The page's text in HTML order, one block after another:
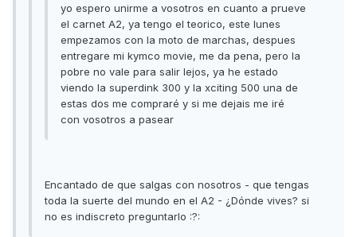
yo espero unirme a vosotros en cuanto a prueve
el carnet A2, ya tengo el teorico, este lunes
empezamos con la moto de marchas, despues
entregare mi kymco movie, me da pena, pero la
pobre no vale para salir lejos, ya he estado
viendo la superdink 300 y la xciting 500 una de
estas dos me compraré y si me dejais me iré
con vosotros a pasear
Encantado de que salgas con nosotros - que tengas
toda la suerte del mundo en el A2 - ¿Dónde vives? si
no es indiscreto preguntarlo :?: